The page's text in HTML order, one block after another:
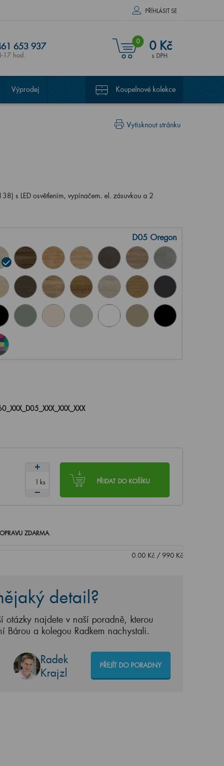
PŘÍHLÁSIT SE
653 937
17 hod.
0 0 Kč
s DPH
Výprodej Koupelnové kolekce
Vytisknout stránku
s LED osvětlením, vypínačem. el. zásuvkou a 2
D05 Oregon
PŘIDAT DO KOŠÍKU
ks
ZDARMA.
0.00Kč/ 990Kč
detail?
otázky najdete v naší poradně, kterou
Bárou a kolegou Radkem nachystali.
Radek
Krajzl
PŘEJÍT DO PORADNY